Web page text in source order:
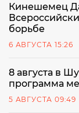
Кинешемец
борьбе
6 АВГУСТА 15:26
8 августа в
программа
5 АВГУСТА 09:49